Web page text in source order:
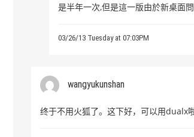
是半年一次,但是這一版由於新桌面
03/26/13 Tuesday at 07:03PM
wangyukunshan
终于不用火狐了。这下好，可以用dualx啦